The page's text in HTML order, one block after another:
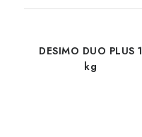
DESIMO DUO PLUS 1
kg